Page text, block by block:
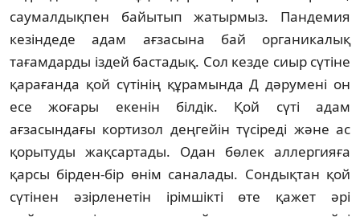
саумалдықпен байытып жатырмыз. Пандемия
кезіндеде адам ағзасына бай органикалық
тағамдарды іздей бастадық. Сол кезде сиыр сүтіне
қарағанда қой сүтінің құрамында Д дәрумені он
есе жоғары екенін білдік. Қой сүті адам
ағзасындағы кортизол деңгейін түсіреді және ас
қорытуды жақсартады. Одан бөлек аллергияға
қарсы бірден-бір өнім саналады. Сондықтан қой
сүтінен әзірленетін ірімшікті өте қажет әрі